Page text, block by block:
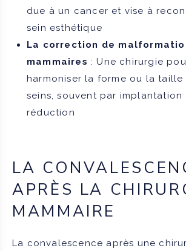
due à un cancer et vise à
sein esthétique
La correction de
mammaires : Une chirurgie
harmoniser la forme ou la taille
seins, souvent par implantation
réduction
LA
APRÈS LA
MAMMAIRE
La convalescence après une